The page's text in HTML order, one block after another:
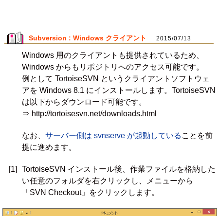
Subversion : Windows クライアント 2015/07/13
Windows 用のクライアントも提供されているため、
Windows からもリポジトリへのアクセス可能です。
例として TortoiseSVN というクライアントソフトウェ
アを Windows 8.1 にインストールします。TortoiseSVN
は以下からダウンロード可能です。
⇒ http://tortoisesvn.net/downloads.html
なお、 サーバー側は svnserve が起動している ことを前
提に進めます。
[1]
TortoiseSVN インストール後、作業ファイルを格納した
い任意のフォルダを右クリックし、メニューから
「SVN Checkout」をクリックします。